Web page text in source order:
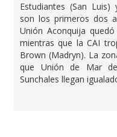
Estudiantes (San Luis)
son los primeros dos
Unión Aconquija
mientras que la CAI
Brown (Madryn). La
que Unión de Mar
Sunchales llegan